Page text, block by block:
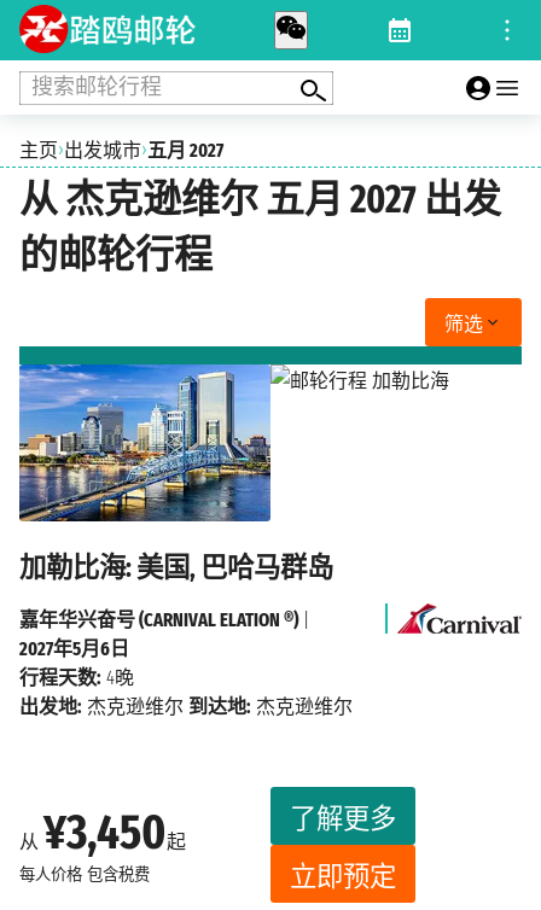
搜索邮轮行程
主页›出发城市›五月 2027
从 杰克逊维尔 五月 2027 出发
的邮轮行程
筛选
加勒比海: 美国, 巴哈马群岛
从 ¥3,450起
每人价格 包含税费
了解更多
立即预定
嘉年华兴奋号 (CARNIVAL ELATION ®)|
2027年5月6日
行程天数: 4晚
出发地: 杰克逊维尔 到达地: 杰克逊维尔